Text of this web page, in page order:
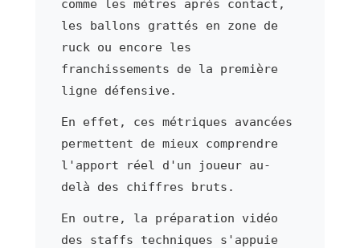
comme les mètres après contact,
les ballons grattés en zone de
ruck ou encore les
franchissements de la première
ligne défensive.
En effet, ces métriques avancées
permettent de mieux comprendre
l'apport réel d'un joueur au-
delà des chiffres bruts.
En outre, la préparation vidéo
des staffs techniques s'appuie